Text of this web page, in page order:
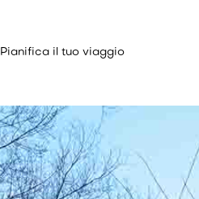
Pianifica il tuo viaggio